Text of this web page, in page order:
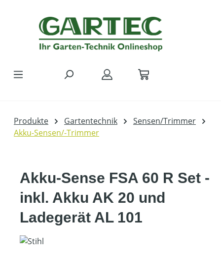
Produkte Gartentechnik
Sensen/Trimmer
Akku-Sensen/-Trimmer
Akku-Sense FSA 60 R Set -
inkl. Akku AK 20 und
Ladegerät AL 101